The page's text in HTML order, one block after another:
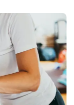
na walkę z